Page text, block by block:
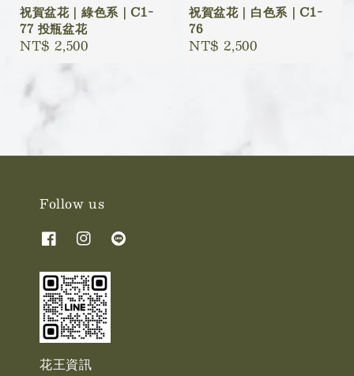
祝賀盆花｜綠色系｜C1-
77 投瓶盆花
Regular
NT$ 2,500
祝賀盆花｜白色系｜C1-
76
Regular
NT$ 2,500
Follow us
花王資訊